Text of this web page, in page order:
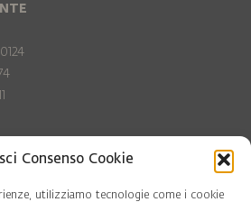
Consenso Cookie
utilizziamo tecnologie come i cookie